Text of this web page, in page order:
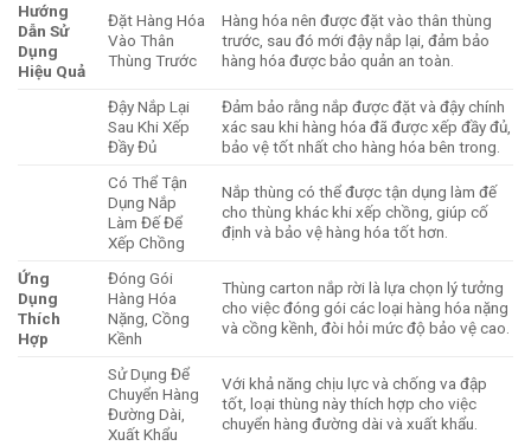
Hướng
Dẫn Sử
Dụng
Hiệu Quả
Đặt Hàng Hóa
Vào Thân
Thùng Trước
Hàng hóa nên được đặt vào thân thùng
trước, sau đó mới đậy nắp lại, đảm bảo
hàng hóa được bảo quản an toàn.
Đậy Nắp Lại
Sau Khi Xếp
Đầy Đủ
Đảm bảo rằng nắp được đặt và đậy chính
xác sau khi hàng hóa đã được xếp đầy đủ,
bảo vệ tốt nhất cho hàng hóa bên trong.
Có Thể Tận
Dụng Nắp
Làm Đế Để
Xếp Chồng
Nắp thùng có thể được tận dụng làm đế
cho thùng khác khi xếp chồng, giúp cố
định và bảo vệ hàng hóa tốt hơn.
Ứng
Dụng
Thích
Hợp
Đóng Gói
Hàng Hóa
Nặng, Cồng
Kềnh
Thùng carton nắp rời là lựa chọn lý tưởng
cho việc đóng gói các loại hàng hóa nặng
và cồng kềnh, đòi hỏi mức độ bảo vệ cao.
Sử Dụng Để
Chuyển Hàng
Đường Dài,
Xuất Khẩu
Với khả năng chịu lực và chống va đập
tốt, loại thùng này thích hợp cho việc
chuyển hàng đường dài và xuất khẩu.